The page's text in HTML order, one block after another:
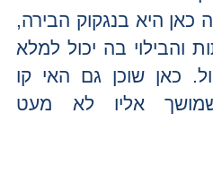
היא בנגקוק הבירה,
בה יכול למלא
כאן שוכן גם האי קו
אליו לא מעט